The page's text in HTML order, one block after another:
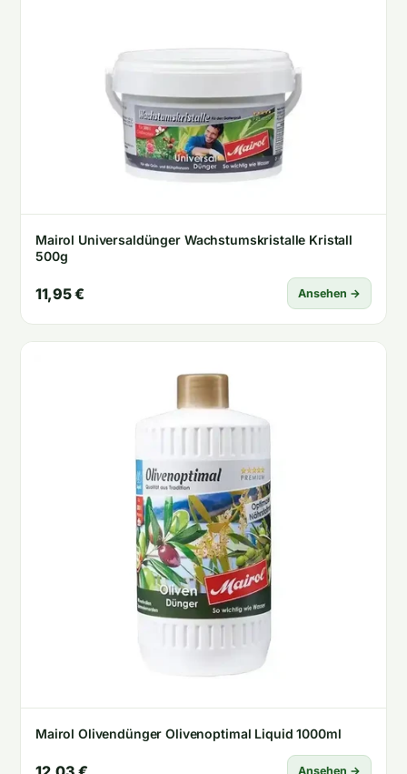
Mairol Universaldünger Wachstumskristalle Kristall
500g
11,95 € Ansehen →
Mairol Olivendünger Olivenoptimal Liquid 1000ml
Ansehen →